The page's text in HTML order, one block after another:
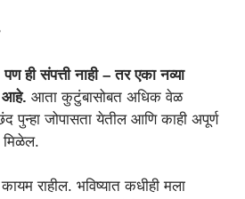
ही संपत्ती नाही – तर एका नव्या
आहे. आता कुटुंबासोबत अधिक वेळ
पुन्हा जोपासता येतील आणि काही अपूर्ण
मिळेल.
राहील. भविष्यात कधीही मला